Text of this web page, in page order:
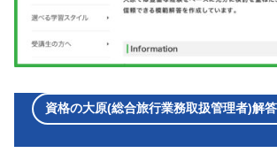
資格の大原(総合旅行業務取扱管理者)解答